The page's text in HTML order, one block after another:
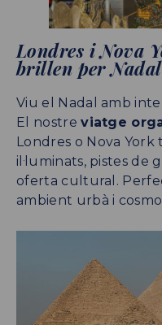
Londres i Nova
brillen per Nadal
Viu el Nadal amb
El nostreviatge
Londres o Nova York
il·luminats, pistes de
oferta cultural.
ambient urbà i